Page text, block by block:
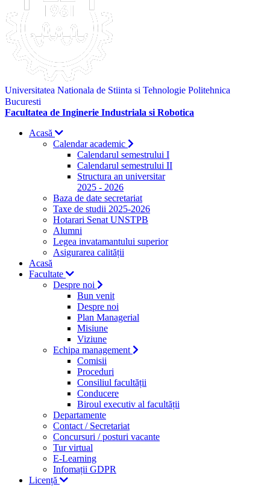
Universitatea Nationala de Stiinta si Tehnologie Politehnica
Bucuresti
Facultatea de Inginerie Industriala si Robotica
Acasă
Calendar academic
Calendarul semestrului I
Calendarul semestrului II
Structura an universitar
2025 - 2026
Baza de date secretariat
Taxe de studii 2025-2026
Hotarari Senat UNSTPB
Alumni
Legea invatamantului superior
Asigurarea calității
Acasă
Facultate
Despre noi
Bun venit
Despre noi
Plan Managerial
Misiune
Viziune
Echipa management
Comisii
Proceduri
Consiliul facultății
Conducere
Biroul executiv al facultății
Departamente
Contact / Secretariat
Concursuri / posturi vacante
Tur virtual
E-Learning
Infomații GDPR
Licență